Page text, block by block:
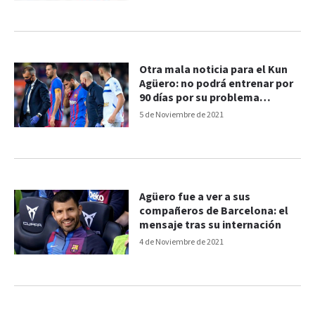
5 de Noviembre de 2021
Otra mala noticia para el Kun
Agüero: no podrá entrenar por
90 días por su problema
cardíaco
4 de Noviembre de 2021
Agüero fue a ver a sus
compañeros de Barcelona: el
mensaje tras su internación